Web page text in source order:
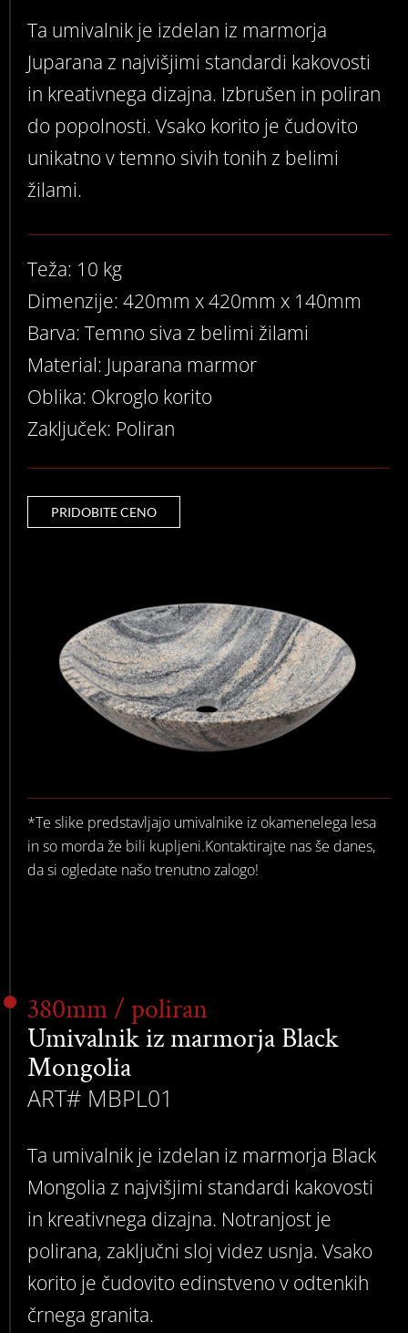
Ta umivalnik je izdelan iz marmorja
Juparana z najvišjimi standardi kakovosti
in kreativnega dizajna. Izbrušen in poliran
do popolnosti. Vsako korito je čudovito
unikatno v temno sivih tonih z belimi
žilami.
Teža: 10 kg
Dimenzije: 420mm x 420mm x 140mm
Barva: Temno siva z belimi žilami
Material: Juparana marmor
Oblika: Okroglo korito
Zaključek: Poliran
PRIDOBITE CENO
*Te slike predstavljajo umivalnike iz okamenelega lesa
in so morda že bili kupljeni.Kontaktirajte nas še danes,
da si ogledate našo trenutno zalogo!
380mm / poliran
Umivalnik iz marmorja Black
Mongolia
ART# MBPL01
Ta umivalnik je izdelan iz marmorja Black
Mongolia z najvišjimi standardi kakovosti
in kreativnega dizajna. Notranjost je
polirana, zaključni sloj videz usnja. Vsako
korito je čudovito edinstveno v odtenkih
črnega granita.